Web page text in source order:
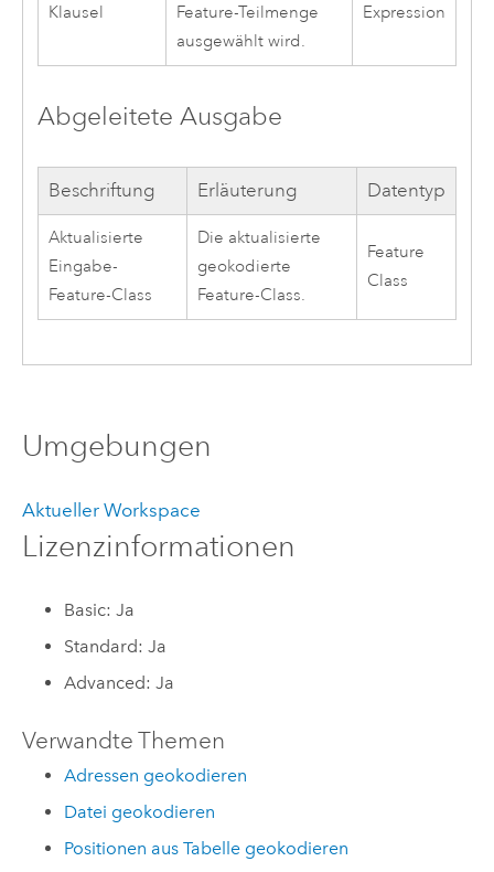
Klausel
Feature-Teilmenge
ausgewählt wird.
Expression
Abgeleitete Ausgabe
Beschriftung Erläuterung Datentyp
Aktualisierte
Eingabe-
Feature-Class
Die aktualisierte
geokodierte
Feature-Class.
Feature
Class
Umgebungen
Aktueller Workspace
Lizenzinformationen
Basic: Ja
Standard: Ja
Advanced: Ja
Verwandte Themen
Adressen geokodieren
Datei geokodieren
Positionen aus Tabelle geokodieren